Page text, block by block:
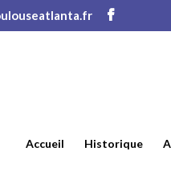
Accueil Historique